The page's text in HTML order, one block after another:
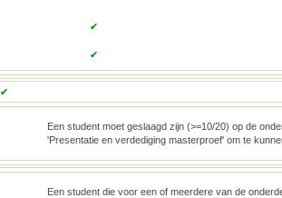
✔
✔
✔
Een student moet geslaagd zijn (>=10/20) op de
'Presentatie en verdediging masterproef' om te
Een student die voor een of meerdere van de